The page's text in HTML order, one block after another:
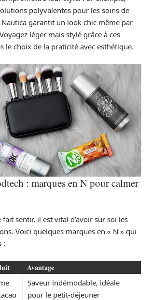
polyvalentes pour les soins de
garantit un look chic même par
léger mais stylé grâce à ces
le choix de la praticité avec esthétique.
: marques en N pour calmer
sentir, il est vital d’avoir sur soi les
Voici quelques marques en « N » qui
:
Avantage
Saveur indémodable, idéale
pour le petit-déjeuner